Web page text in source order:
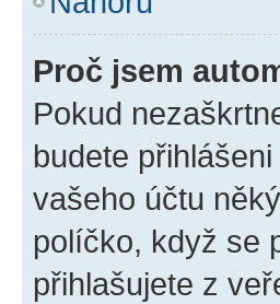
Proč jsem
Pokud
budete
vašeho účtu
políčko, když se
přihlašujete z